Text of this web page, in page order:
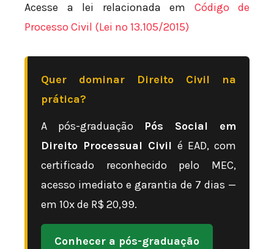
Acesse a lei relacionada em Código de
Processo Civil (Lei nº 13.105/2015)
Quer dominar Direito Civil na
prática?
A pós-graduação Pós Social em
Direito Processual Civil é EAD, com
certificado reconhecido pelo MEC,
acesso imediato e garantia de 7 dias —
em 10x de R$ 20,99.
Conhecer a pós-graduação